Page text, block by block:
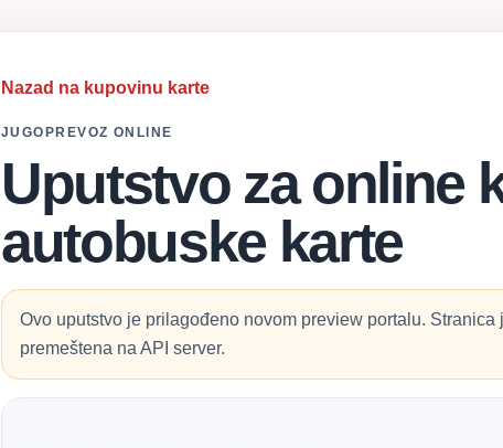
Nazad na kupovinu karte
JUGOPREVOZ ONLINE
Uputstvo za online
autobuske karte
Ovo uputstvo je prilagođeno novom preview portalu.
premeštena na API server.